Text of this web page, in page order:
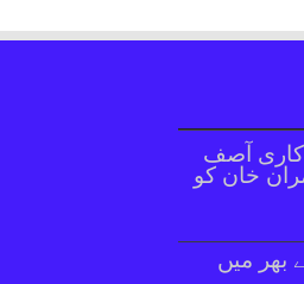
کاری آصف
خان کو
بھر میں